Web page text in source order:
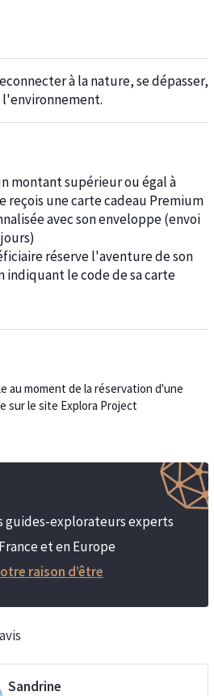
à la nature, se dépasser,
montant supérieur ou égal à
reçois une carte cadeau Premium
avec son enveloppe (envoi
réserve l'aventure de son
indiquant le code de sa carte
au moment de la réservation d'une
sur le site Explora Project
guides-explorateurs experts
et en Europe
raison d’être
Sandrine